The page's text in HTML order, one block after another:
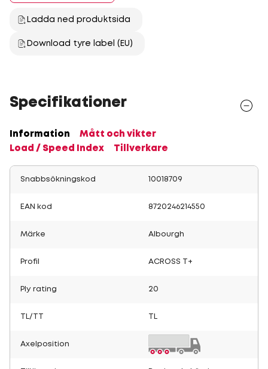
Ladda ned produktsida
Download tyre label (EU)
Specifikationer
Information
Mått och vikter
Load / Speed Index
Tillverkare
Snabbsökningskod 10018709
EAN kod 8720246214550
Märke Albourgh
Profil ACROSS T+
Ply rating 20
TL/TT
Axelposition